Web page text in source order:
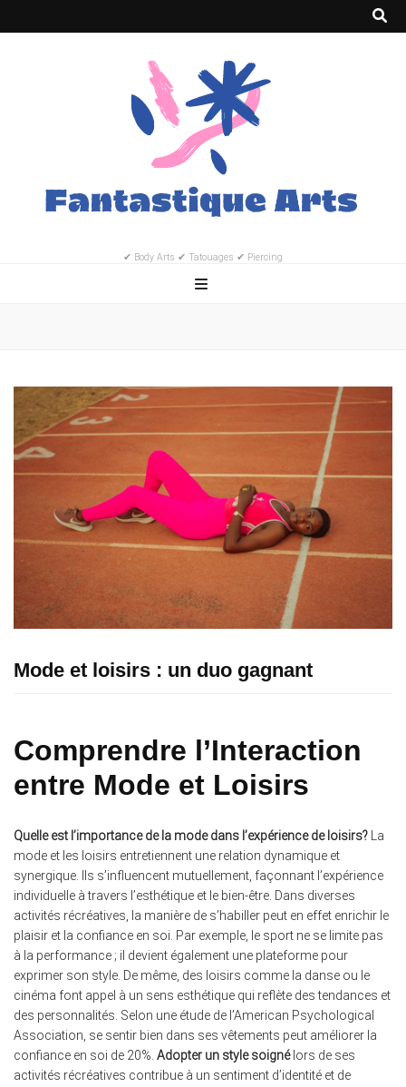
✔ Body Arts ✔ Tatouages ✔ Piercing
Mode et loisirs : un duo gagnant
Comprendre l’Interaction
entre Mode et Loisirs
Quelle est l’importance de la mode dans l’expérience de loisirs? La
mode et les loisirs entretiennent une relation dynamique et
synergique. Ils s’influencent mutuellement, façonnant l’expérience
individuelle à travers l’esthétique et le bien-être. Dans diverses
activités récréatives, la manière de s’habiller peut en effet enrichir le
plaisir et la confiance en soi. Par exemple, le sport ne se limite pas
à la performance ; il devient également une plateforme pour
exprimer son style. De même, des loisirs comme la danse ou le
cinéma font appel à un sens esthétique qui reflète des tendances et
des personnalités. Selon une étude de l’American Psychological
Association, se sentir bien dans ses vêtements peut améliorer la
confiance en soi de 20%. Adopter un style soignélors de ses
activités récréatives contribue à un sentiment d’identité et de